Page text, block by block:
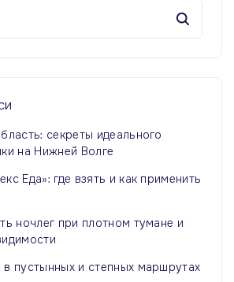
т
и
секреты идеального
на Нижней Волге
Еда»: где взять и как применить
ночлег при плотном тумане и
пустынных и степных маршрутах